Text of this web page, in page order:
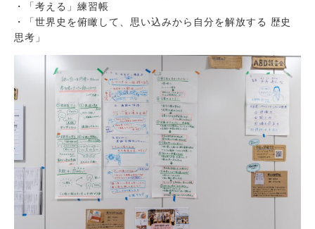
・「考える」練習帳
・「世界史を俯瞰して、思い込みから自分を解放する 歴史
思考」